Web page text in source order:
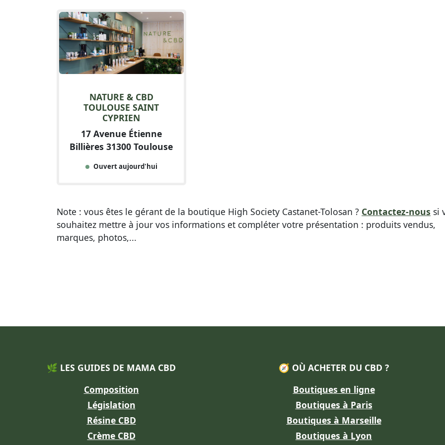
NATURE & CBD
TOULOUSE SAINT
CYPRIEN
17 Avenue Étienne
Billières 31300 Toulouse
Ouvert aujourd'hui
Note : vous êtes le gérant de la boutique High Society Castanet-Tolosan ? Contactez-nous si
souhaitez mettre à jour vos informations et compléter votre présentation : produits vendus,
marques, photos,...
🌿 LES GUIDES DE MAMA CBD
Composition
Législation
Résine CBD
Crème CBD
🧭 OÙ ACHETER DU CBD ?
Boutiques en ligne
Boutiques à Paris
Boutiques à Marseille
Boutiques à Lyon